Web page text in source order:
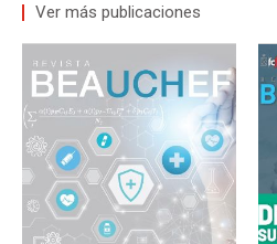
Ver más publicaciones